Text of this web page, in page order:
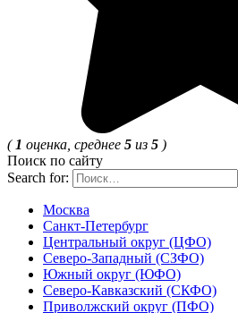
( 1 оценка, среднее 5 из 5 )
Поиск по сайту
Search for:
Москва
Санкт-Петербург
Центральный округ (ЦФО)
Северо-Западный (СЗФО)
Южный округ (ЮФО)
Северо-Кавказский (СКФО)
Приволжский округ (ПФО)